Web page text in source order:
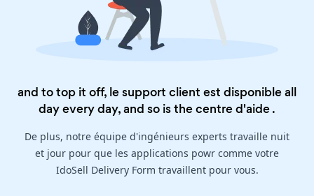
and to top it off, le support client est disponible all
day every day, and so is thecentre d'aide.
De plus, notre équipe d'ingénieurs experts travaille nuit
et jour pour que les applications powr comme votre
IdoSell Delivery Form travaillent pour vous.